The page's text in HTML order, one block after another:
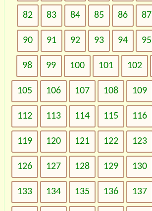
82 83 84 85 86 87
90 91 92 93 94 95
98 99 100 101 102
105 106 107 108 109
112 113 114 115 116
119 120 121 122 123
126 127 128 129 130
133 134 135 136 137